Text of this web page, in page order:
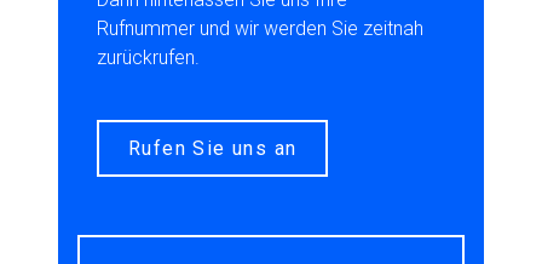
Rufnummer und wir werden Sie zeitnah
zurückrufen.
Rufen Sie uns an